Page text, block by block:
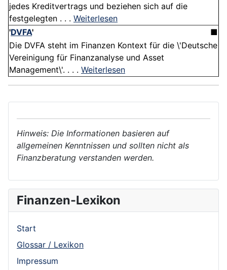
jedes Kreditvertrags und beziehen sich auf die
festgelegten . . . Weiterlesen
'DVFA'
■
Die DVFA steht im Finanzen Kontext für die \'Deutsche
Vereinigung für Finanzanalyse und Asset
Management\'. . . . Weiterlesen
Hinweis: Die Informationen basieren auf
allgemeinen Kenntnissen und sollten nicht als
Finanzberatung verstanden werden.
Finanzen-Lexikon
Start
Glossar / Lexikon
Impressum